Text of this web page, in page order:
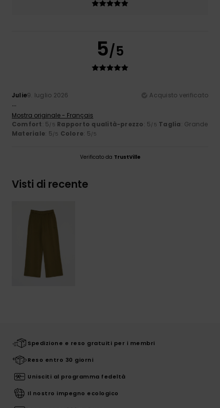
5/5
Julie9. luglio 2026
Acquisto verificato
...
Mostra originale - Français
Comfort: 5/5 Rapporto qualità-prezzo: 5/5 Taglia: Grande
Materiale: 5/5 Colore: 5/5
Verificato da TrustVille
Visti di recente
Spedizione e reso gratuiti per i membri
Reso entro 30 giorni
Unisciti al programma fedeltà
Il nostro impegno ecologico